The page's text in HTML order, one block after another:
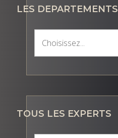
LES DEPARTEMENTS
TOUS LES EXPERTS